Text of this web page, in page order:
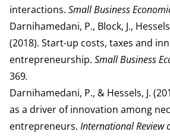
interactions. Small Business
Darnihamedani, P., Block, J.,
(2018). Start-up costs, taxes and
entrepreneurship. Small Business
369.
Darnihamedani, P., & Hessels, J.
as a driver of innovation among
entrepreneurs. International Review